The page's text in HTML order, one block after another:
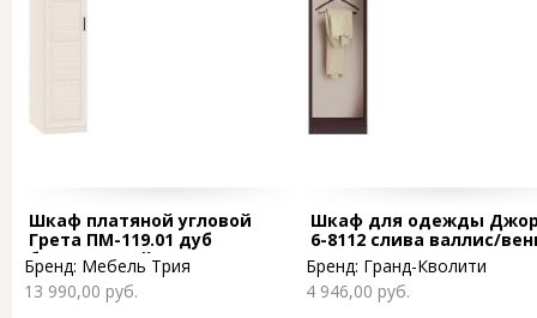
Шкаф платяной угловой
Грета ПМ-119.01 дуб
беловежский/штрихлак/
венге
Бренд: Мебель Трия
13 990,00 руб.
Шкаф для одежды
6-8112 слива валлис/
Бренд: Гранд-Кволити
4 946,00 руб.